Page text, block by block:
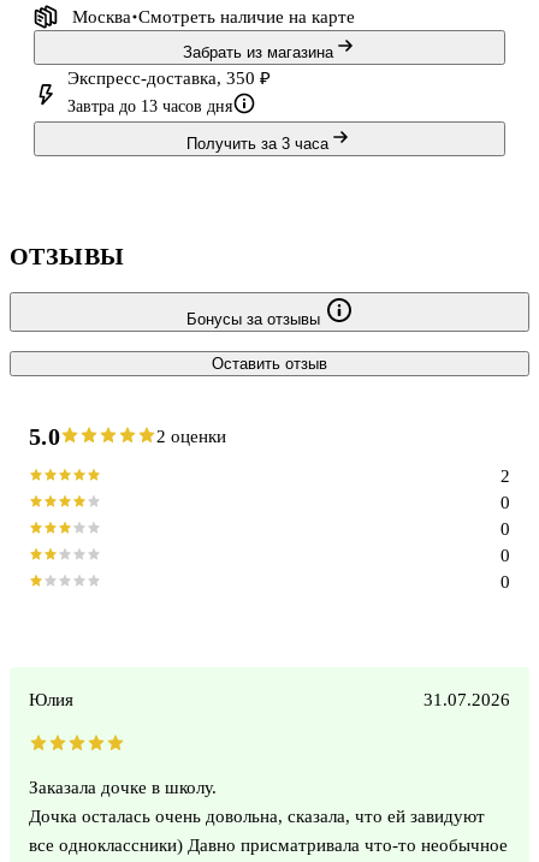
Москва Смотреть наличие на карте
Забрать из магазина
Экспресс-доставка, 350 ₽
Завтра до 13 часов дня
Получить за 3 часа
ОТЗЫВЫ
Бонусы за отзывы
Оставить отзыв
5.0 2 оценки
0
0
0
0
2
Юлия 31.07.2026
Заказала дочке в школу.
Дочка осталась очень довольна, сказала, что ей завидуют
все одноклассники) Давно присматривала что-то необычное